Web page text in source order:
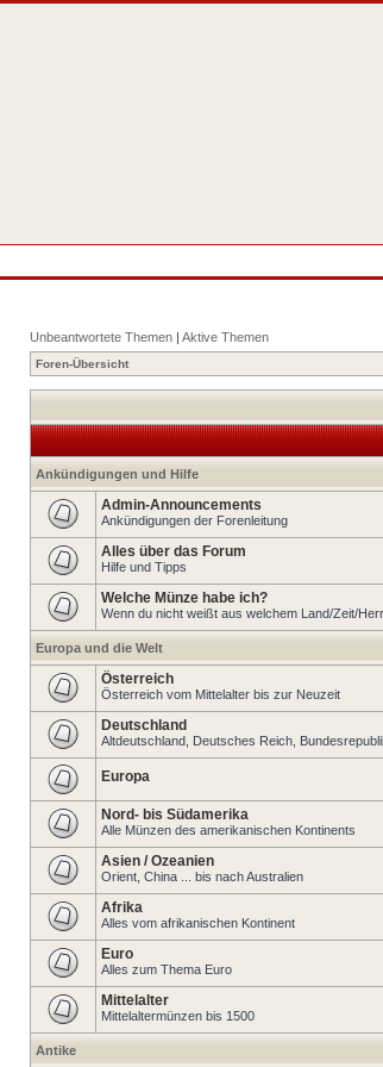
Unbeantwortete Themen | Aktive Themen
Foren-Übersicht
Ankündigungen und Hilfe
Admin-Announcements
Ankündigungen der Forenleitung
Alles über das Forum
Hilfe und Tipps
Welche Münze habe ich?
Wenn du nicht weißt aus welchem Land/Zeit/
Europa und die Welt
Österreich
Österreich vom Mittelalter bis zur Neuzeit
Deutschland
Altdeutschland, Deutsches Reich,
Europa
Nord- bis Südamerika
Alle Münzen des amerikanischen Kontinents
Asien / Ozeanien
Orient, China ... bis nach Australien
Afrika
Alles vom afrikanischen Kontinent
Euro
Alles zum Thema Euro
Mittelalter
Mittelaltermünzen bis 1500
Antike